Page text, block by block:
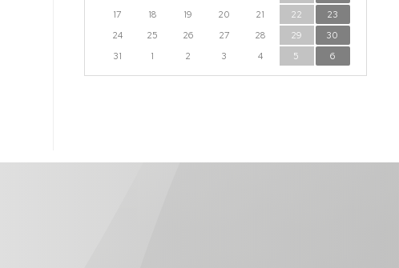
17
18 19 20 21 22
23
24
25 26 27 28 29
30
31
1 2 3 4 5 6